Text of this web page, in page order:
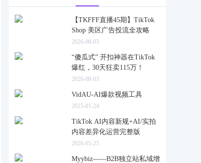
【TKFFF直播45期】TikTok
Shop 美区广告投流全攻略
2026-08-03
“傻瓜式” 开扣神器在TikTok
爆红，30天狂卖115万！
2026-08-03
VidAU-AI爆款视频工具
2025-01-24
TikTok AI内容新规+AI/实拍
内容差异化运营完整版
2026-05-25
Myybiz——B2B独立站私域增